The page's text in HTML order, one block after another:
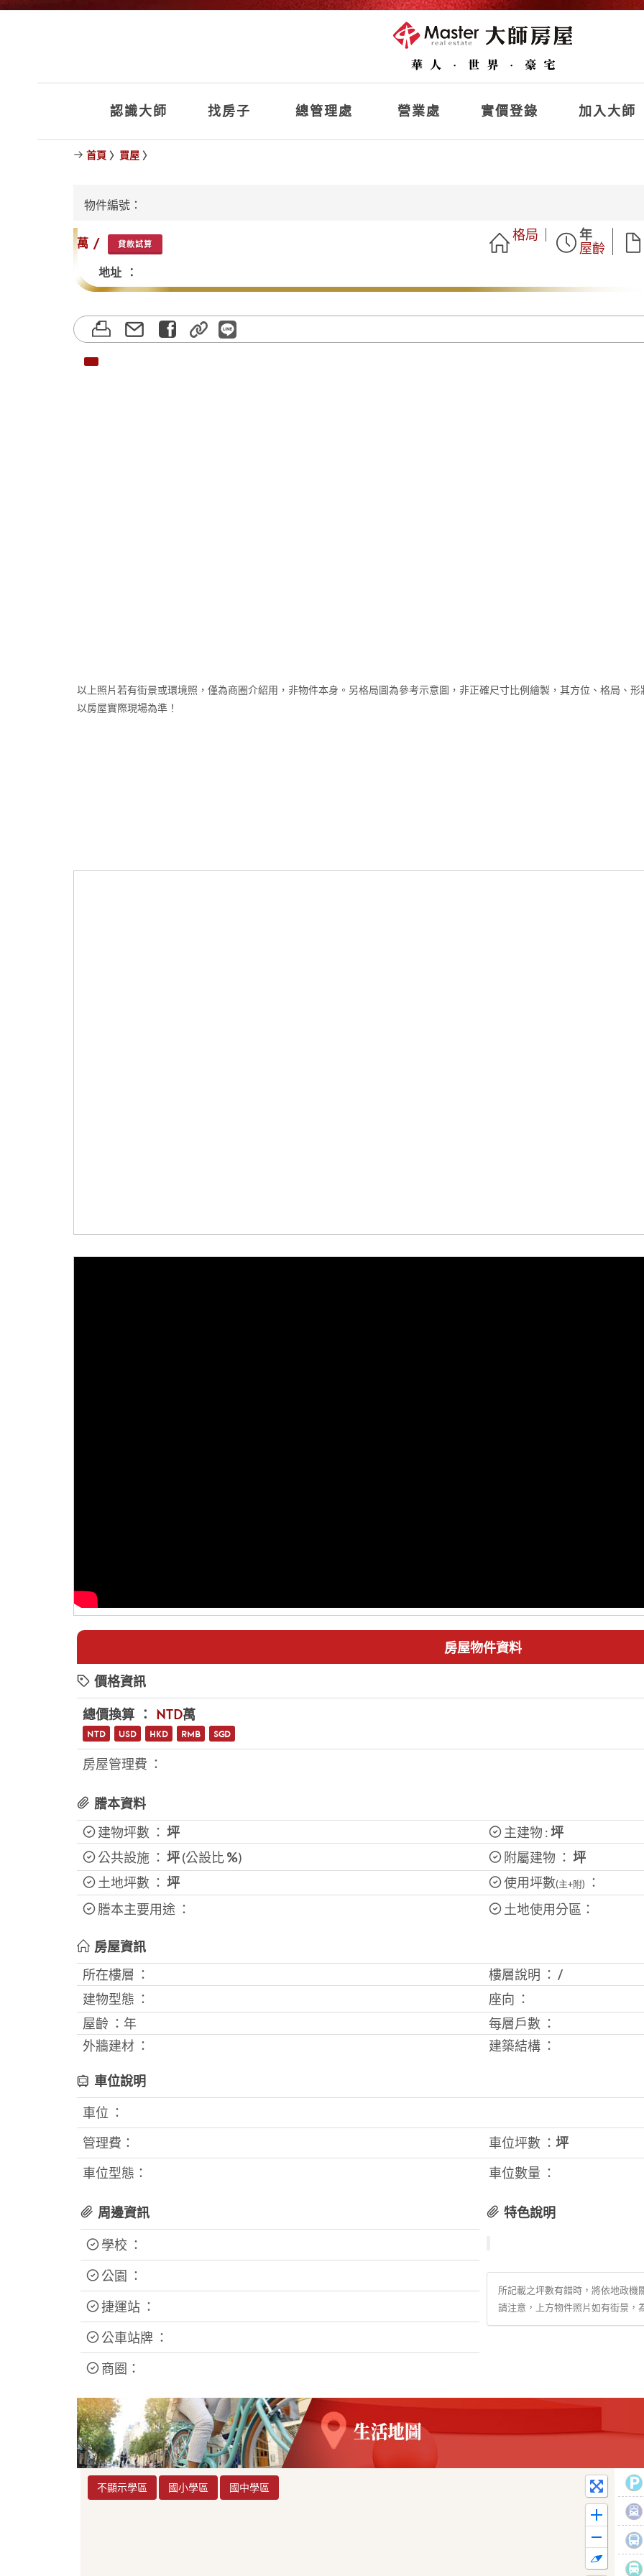
認識大師 找房子 總管理處 營業處 實價登錄 加入大師
首頁 〉 買屋 〉
物件編號：
萬 / 貸款試算
地址 ：
格局
年
屋齡
以上照片若有街景或環境照，僅為商圈介紹用，非物件本身。另格局圖為參考示意圖，非正確尺寸比例繪製，其方位、格局、形
以房屋實際現場為準！
房屋物件資料
價格資訊
總價換算 ： NTD萬
NTD USD HKD RMB SGD
房屋管理費 ：
謄本資料
建物坪數 ： 坪 主建物 :坪
公共設施 ： 坪(公設比%) 附屬建物 ： 坪
土地坪數 ： 坪 使用坪數(主+附)
：
謄本主要用途 ：
土地使用分區：
房屋資訊
所在樓層 ： 樓層說明 ： /
建物型態 ：
座向 ：
屋齡 ： 年
每層戶數 ：
外牆建材 ：
建築結構 ：
車位說明
車位 ：
管理費：
車位坪數 ： 坪
車位型態：
車位數量 ：
周邊資訊
學校 ：
公園 ：
捷運站 ：
公車站牌 ：
商圈：
特色說明
所記載之坪數有錯時，將依地政機
請注意，上方物件照片如有街景，
不顯示學區 國小學區 國中學區